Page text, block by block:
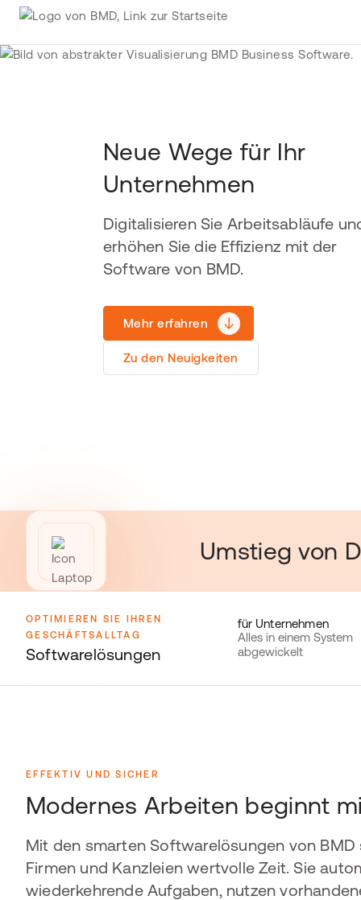
Neue Wege für Ihr
Unternehmen
Digitalisieren Sie Arbeitsabläufe
erhöhen Sie die Effizienz mit der
Software von BMD.
Mehr erfahren
Zu den Neuigkeiten
Umstieg von
OPTIMIEREN SIE IHREN
GESCHÄFTSALLTAG
Softwarelösungen
für Unternehmen
Alles in einem System
abgewickelt
EFFEKTIV UND SICHER
Modernes Arbeiten beginnt
Mit den smarten Softwarelösungen von BMD
Firmen und Kanzleien wertvolle Zeit. Sie
wiederkehrende Aufgaben, nutzen